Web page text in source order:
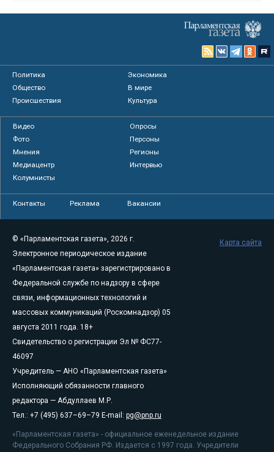
Политика
Экономика
Общество
В мире
Происшествия
Культура
Видео
Опросы
Фото
Персоны
Мнения
Регионы
Медиацентр
Интервью
Колумнисты
Контакты Реклама Вакансии
© «Парламентская газета», 2026 г.
Электронное периодическое издание
«Парламентская газета» зарегистрировано в
Федеральной службе по надзору в сфере
связи, информационных технологий и
массовых коммуникаций (Роскомнадзор) 05
августа 2011 года. 18+
Свидетельство о регистрации Эл № ФС77-
46097
Учредитель — АНО «Парламентская газета»
Исполняющий обязанности главного
редактора — Абдуллаев М.Р.
Тел.: +7 (495) 637–69–79 E-mail: pg@pnp.ru
«Парламентская газета» - официальное еженедельное издание
Федерального Собрания РФ. Издается с 1997 года. Учредители
Карта сайта